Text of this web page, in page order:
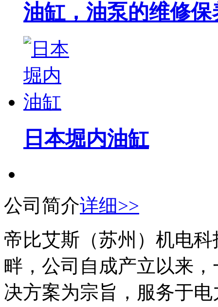
油缸，油泵的维修保
日本堀内油缸
公司简介详细>>
帝比艾斯（苏州）机电
畔，公司自成产立以来
决方案为宗旨，服务于